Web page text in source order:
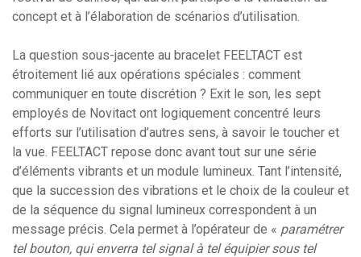
concept et à l’élaboration de scénarios d’utilisation.
La question sous-jacente au bracelet FEELTACT est
étroitement lié aux opérations spéciales : comment
communiquer en toute discrétion ? Exit le son, les sept
employés de Novitact ont logiquement concentré leurs
efforts sur l’utilisation d’autres sens, à savoir le toucher et
la vue. FEELTACT repose donc avant tout sur une série
d’éléments vibrants et un module lumineux. Tant l’intensité,
que la succession des vibrations et le choix de la couleur et
de la séquence du signal lumineux correspondent à un
message précis. Cela permet à l’opérateur de « paramétrer
tel bouton, qui enverra tel signal à tel équipier sous tel